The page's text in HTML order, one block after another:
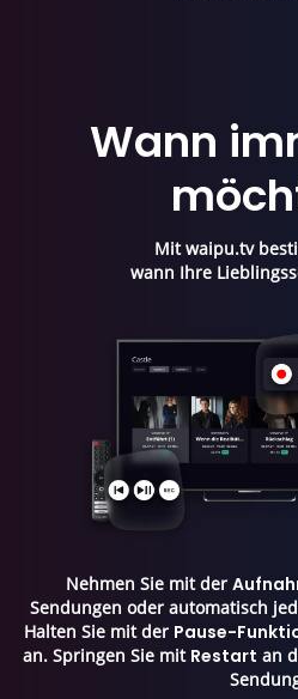
Wann
Mit waipu.tv
wann Ihre
Nehmen Sie mit der
Sendungen oder automatisch
Halten Sie mit der Pause-
an. Springen Sie mit Restart an